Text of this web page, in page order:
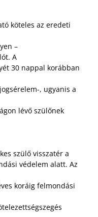
köteles az eredeti
–
A
30 nappal korábban
, ugyanis a
lévő szülőnek
szülő visszatér a
védelem alatt. Az
koráig felmondási